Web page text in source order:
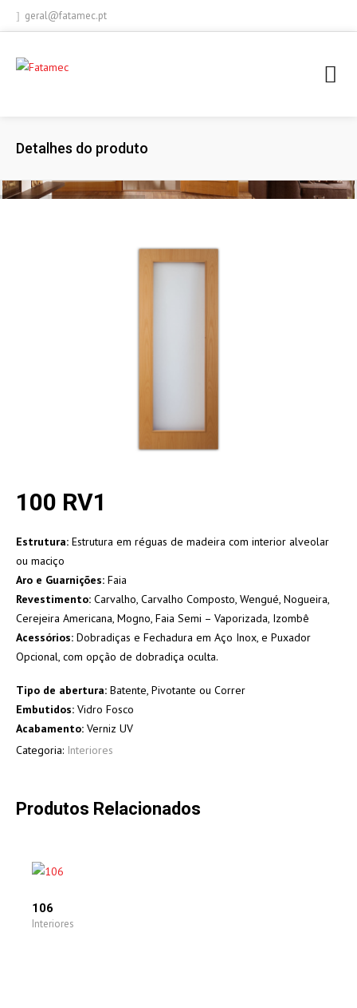
geral@fatamec.pt
Detalhes do produto
100 RV1
Estrutura: Estrutura em réguas de madeira com interior alveolar
ou maciço
Aro e Guarnições: Faia
Revestimento: Carvalho, Carvalho Composto, Wengué, Nogueira,
Cerejeira Americana, Mogno, Faia Semi – Vaporizada, Izombê
Acessórios: Dobradiças e Fechadura em Aço Inox, e Puxador
Opcional, com opção de dobradiça oculta.
Tipo de abertura: Batente, Pivotante ou Correr
Embutidos: Vidro Fosco
Acabamento: Verniz UV
Categoria: Interiores
Produtos Relacionados
106
Interiores